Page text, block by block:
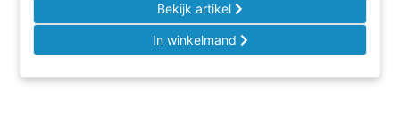
Bekijk artikel
In winkelmand